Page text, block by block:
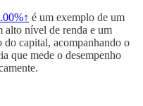
é um exemplo de um
alto nível de renda e um
do capital, acompanhando o
que mede o desempenho